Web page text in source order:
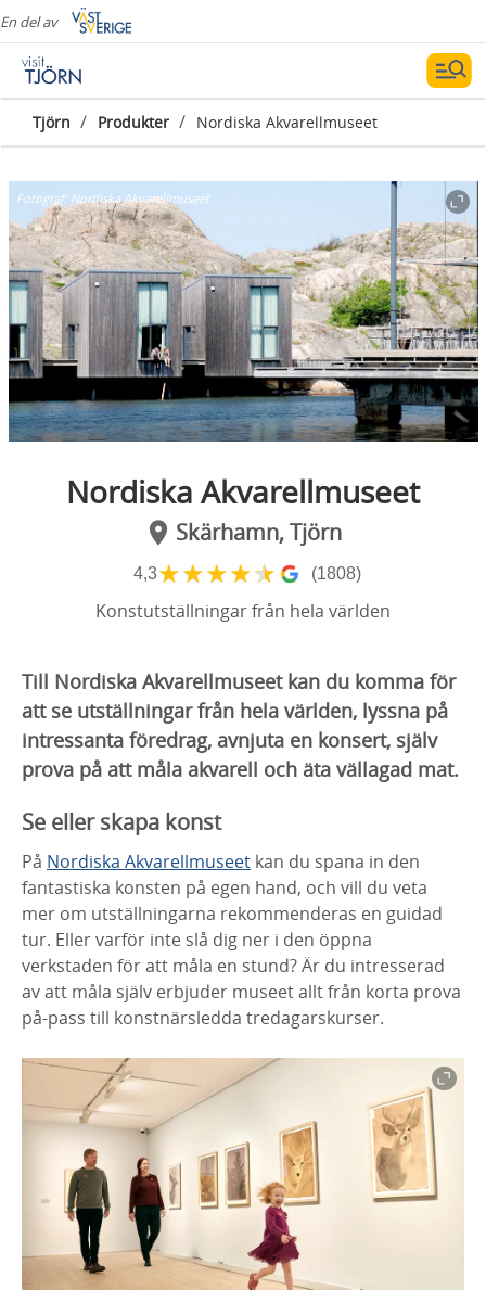
En del av
Tjörn / Produkter / Nordiska Akvarellmuseet
Fotograf: Nordiska Akvarellmuseet
Nordiska Akvarellmuseet
Skärhamn, Tjörn
4,3★★★★★ (1808)
Konstutställningar från hela världen
Till Nordiska Akvarellmuseet kan du komma för
att se utställningar från hela världen, lyssna på
intressanta föredrag, avnjuta en konsert, själv
prova på att måla akvarell och äta vällagad mat.
Se eller skapa konst
På Nordiska Akvarellmuseet kan du spana in den
fantastiska konsten på egen hand, och vill du veta
mer om utställningarna rekommenderas en guidad
tur. Eller varför inte slå dig ner i den öppna
verkstaden för att måla en stund? Är du intresserad
av att måla själv erbjuder museet allt från korta prova
på-pass till konstnärsledda tredagarskurser.